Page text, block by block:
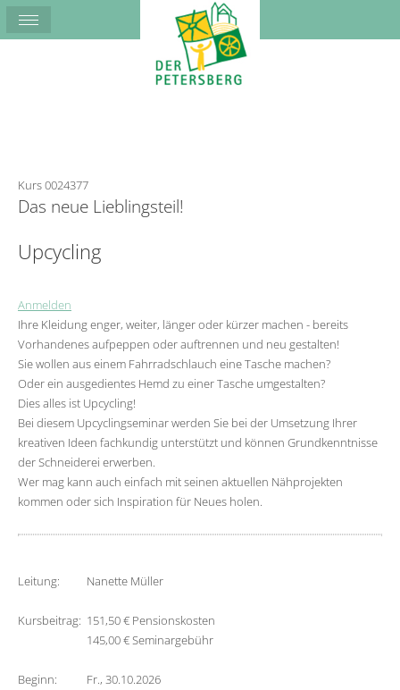
Kurs 0024377
Das neue Lieblingsteil!
Upcycling
Anmelden
Ihre Kleidung enger, weiter, länger oder kürzer machen - bereits
Vorhandenes aufpeppen oder auftrennen und neu gestalten!
Sie wollen aus einem Fahrradschlauch eine Tasche machen?
Oder ein ausgedientes Hemd zu einer Tasche umgestalten?
Dies alles ist Upcycling!
Bei diesem Upcyclingseminar werden Sie bei der Umsetzung Ihrer
kreativen Ideen fachkundig unterstützt und können Grundkenntnisse
der Schneiderei erwerben.
Wer mag kann auch einfach mit seinen aktuellen Nähprojekten
kommen oder sich Inspiration für Neues holen.
Leitung: Nanette Müller
Kursbeitrag: 151,50 € Pensionskosten
145,00 € Seminargebühr
Beginn:
Fr., 30.10.2026